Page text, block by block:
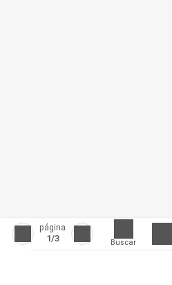
página
1/3 Buscar